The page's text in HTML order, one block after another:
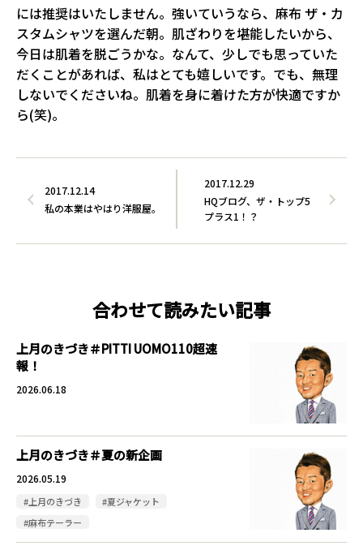
には推奨はいたしません。強いていうなら、麻布 ザ・カ
スタムシャツを選んだ朝。肌ざわりを堪能したいから、
今日は肌着を脱ごうかな。なんて、少しでも思っていた
だくことがあれば、私はとても嬉しいです。でも、無理
しないでくださいね。肌着を身に着けた方が快適ですか
ら(笑)。
2017.12.29
HQブログ、ザ・トップ5
プラス1！？
2017.12.14
私の本業はやはり洋服屋。
合わせて読みたい記事
上月のきづき＃PITTI UOMO110超速
報！
2026.06.18
上月のきづき＃夏の新企画
2026.05.19
#上月のきづき
#夏ジャケット
#麻布テーラー